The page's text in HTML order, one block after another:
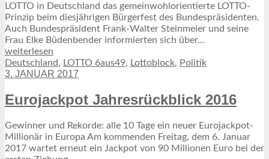
LOTTO in Deutschland das gemeinwohlorientierte LOTTO-
Prinzip beim diesjährigen Bürgerfest des Bundespräsidenten.
Auch Bundespräsident Frank-Walter Steinmeier und seine
Frau Elke Büdenbender informierten sich über...
weiterlesen
Deutschland, LOTTO 6aus49, Lottoblock, Politik
3. JANUAR 2017
Eurojackpot Jahresrückblick 2016
Gewinner und Rekorde: alle 10 Tage ein neuer Eurojackpot-
Millionär in Europa Am kommenden Freitag, dem 6. Januar
2017 wartet erneut ein Jackpot von 90 Millionen Euro bei der